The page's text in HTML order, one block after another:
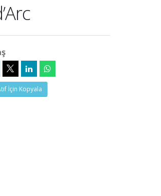
İçin Kopyala